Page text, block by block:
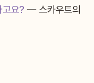
요? — 스카우트의